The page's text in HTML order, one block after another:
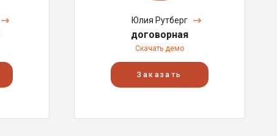
Юлия Рутберг
договорная
Скачать демо
Заказать